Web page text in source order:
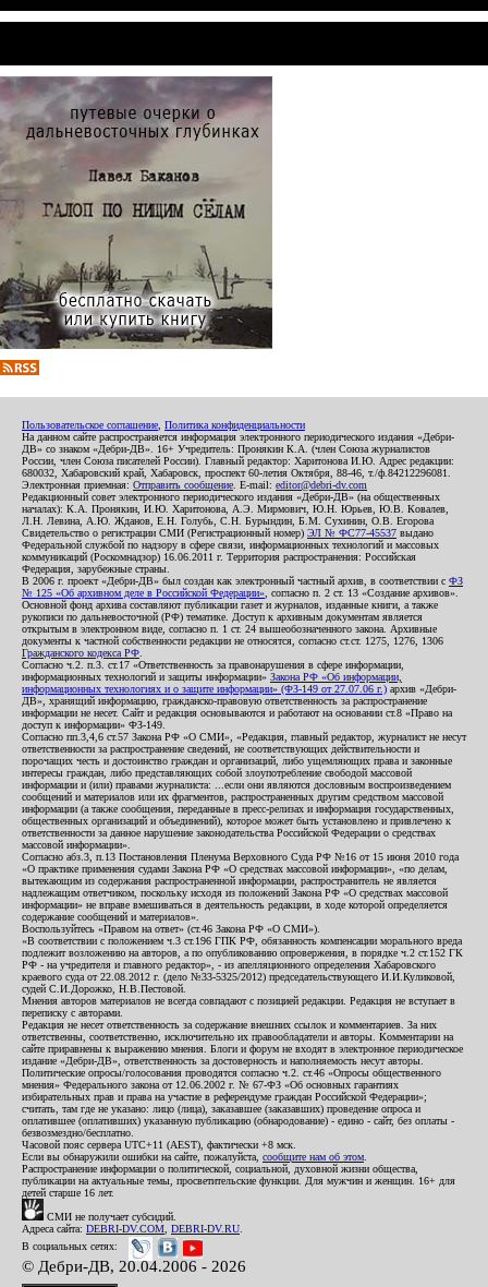
Пользовательское соглашение Политика конфиденциальности
На данном сайте распространяется информация электронного периодического издания «Дебри-
ДВ» со знаком «Дебри-ДВ». 16+ Учредитель: Пронякин К.А. (член Союза журналистов
России, член Союза писателей России). Главный редактор: Харитонова И.Ю. Адрес редакции:
680032, Хабаровский край, Хабаровск, проспект 60-летия Октября, 88-46, т./ф.84212296081.
Электронная приемная: Отправить сообщение . E-mail: editor@debri-dv.com
Редакционный совет электронного периодического издания «Дебри-ДВ» (на общественных
началах): К.А. Пронякин, И.Ю. Харитонова, А.Э. Мирмович, Ю.Н. Юрьев, Ю.В. Ковалев,
Л.Н. Левина, А.Ю. Жданов, Е.Н. Голубь, С.Н. Бурындин, Б.М. Сухинин, О.В. Егорова
Свидетельство о регистрации СМИ (Регистрационный номер) ЭЛ № ФС77-45537 выдано
Федеральной службой по надзору в сфере связи, информационных технологий и массовых
коммуникаций (Роскомнадзор) 16.06.2011 г. Территория распространения: Российская
Федерация, зарубежные страны.
В 2006 г. проект «Дебри-ДВ» был создан как электронный частный архив, в соответствии с ФЗ
№ 125 «Об архивном деле в Российской Федерации» , согласно п. 2 ст. 13 «Создание архивов».
Основной фонд архива составляют публикации газет и журналов, изданные книги, а также
рукописи по дальневосточной (РФ) тематике. Доступ к архивным документам является
открытым в электронном виде, согласно п. 1 ст. 24 вышеобозначенного закона. Архивные
документы к частной собственности редакции не относятся, согласно ст.ст. 1275, 1276, 1306
Гражданского кодекса РФ
Согласно ч.2. п.3. ст.17 «Ответственность за правонарушения в сфере информации,
информационных технологий и защиты информации» Закона РФ «Об информации,
информационных технологиях и о защите информации» (ФЗ-149 от 27.07.06 г.) архив «Дебри-
ДВ», хранящий информацию, гражданско-правовую ответственность за распространение
информации не несет. Сайт и редакция основываются и работают на основании ст.8 «Право на
доступ к информации» ФЗ-149.
Согласно пп.3,4,6 ст.57 Закона РФ «О СМИ», «Редакция, главный редактор, журналист не несут
ответственности за распространение сведений, не соответствующих действительности и
порочащих честь и достоинство граждан и организаций, либо ущемляющих права и законные
интересы граждан, либо представляющих собой злоупотребление свободой массовой
информации и (или) правами журналиста: ...если они являются дословным воспроизведением
сообщений и материалов или их фрагментов, распространенных другим средством массовой
информации (а также сообщения, переданные в пресс-релизах и информация государственных,
общественных организаций и объединений), которое может быть установлено и привлечено к
ответственности за данное нарушение законодательства Российской Федерации о средствах
массовой информации».
Согласно абз.3, п.13 Постановления Пленума Верховного Суда РФ №16 от 15 июня 2010 года
«О практике применения судами Закона РФ «О средствах массовой информации», «по делам,
вытекающим из содержания распространенной информации, распространитель не является
надлежащим ответчиком, поскольку исходя из положений Закона РФ «О средствах массовой
информации» не вправе вмешиваться в деятельность редакции, в ходе которой определяется
содержание сообщений и материалов».
Воспользуйтесь «Правом на ответ» (ст.46 Закона РФ «О СМИ»).
«В соответствии с положением ч.3 ст.196 ГПК РФ, обязанность компенсации морального вреда
подлежит возложению на авторов, а по опубликованию опровержения, в порядке ч.2 ст.152 ГК
РФ - на учредителя и главного редактор», - из апелляционного определения Хабаровского
краевого суда от 22.08.2012 г. (дело №33-5325/2012) председательствующего И.И.Куликовой,
судей С.И.Дорожко, Н.В.Пестовой.
Мнения авторов материалов не всегда совпадают с позицией редакции. Редакция не вступает в
переписку с авторами.
Редакция не несет ответственность за содержание внешних ссылок и комментариев. За них
ответственны, соответственно, исключительно их правообладатели и авторы. Комментарии на
сайте приравнены к выражению мнения. Блоги и форум не входят в электронное периодическое
издание «Дебри-ДВ», ответственность за достоверность и наполняемость несут авторы.
Политические опросы/голосования проводятся согласно ч.2. ст.46 «Опросы общественного
мнения» Федерального закона от 12.06.2002 г. № 67-ФЗ «Об основных гарантиях
избирательных прав и права на участие в референдуме граждан Российской Федерации»;
считать, там где не указано: лицо (лица), заказавшее (заказавших) проведение опроса и
оплатившее (оплативших) указанную публикацию (обнародование) - едино - сайт, без оплаты -
безвозмездно/бесплатно.
Часовой пояс сервера UTC+11 (AEST), фактически +8 мск.
Если вы обнаружили ошибки на сайте, пожалуйста, сообщите нам об этом
Распространение информации о политической, социальной, духовной жизни общества,
публикации на актуальные темы, просветительские функции. Для мужчин и женщин. 16+ для
детей старше 16 лет.
СМИ не получает субсидий.
Адреса сайта: DEBRI-DV.COM DEBRI-DV.RU
В социальных сетях:
© Дебри-ДВ, 20.04.2006 - 2026